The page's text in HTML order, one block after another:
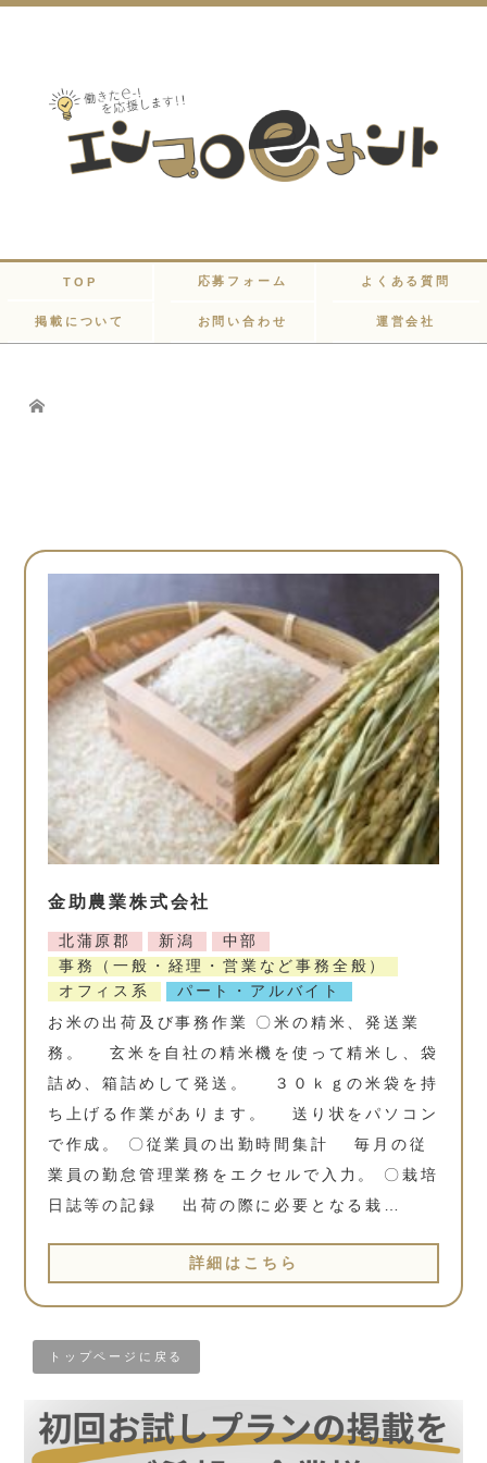
TOP 応募フォーム よくある質問
掲載について お問い合わせ 運営会社
Home
金助農業株式会社
北蒲原郡 新潟
中部
事務（一般・経理・営業など事務全般）
オフィス系
パート・アルバイト
お米の出荷及び事務作業 〇米の精米、発送業
務。 玄米を自社の精米機を使って精米し、袋
詰め、箱詰めして発送。 ３０ｋｇの米袋を持
ち上げる作業があります。 送り状をパソコン
で作成。 〇従業員の出勤時間集計 毎月の従
業員の勤怠管理業務をエクセルで入力。 〇栽培
日誌等の記録 出荷の際に必要となる栽…
詳細はこちら
トップページに戻る